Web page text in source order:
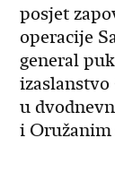
posjet
operacije
general
izaslanstvo
u
i Oružanim